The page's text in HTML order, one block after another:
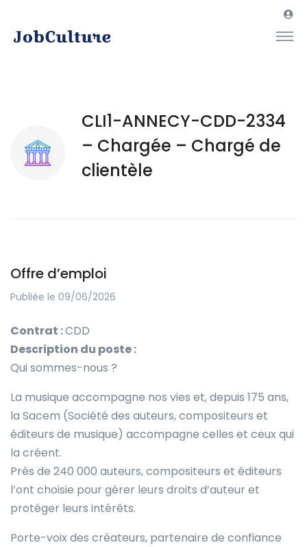
CLI1-ANNECY-CDD-2334
– Chargée – Chargé de
clientèle
Offre d’emploi
Publiée le 09/06/2026
Contrat :CDD
Description du poste :
Qui sommes-nous ?
La musique accompagne nos vies et, depuis 175 ans,
la Sacem (Société des auteurs, compositeurs et
éditeurs de musique) accompagne celles et ceux qui
la créent.
Près de 240 000 auteurs, compositeurs et éditeurs
l’ont choisie pour gérer leurs droits d’auteur et
protéger leurs intérêts.
Porte-voix des créateurs, partenaire de confiance